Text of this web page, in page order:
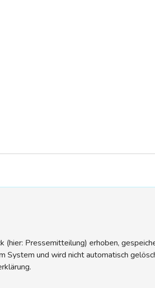
(hier: Pressemitteilung) erhoben,
und wird nicht automatisch